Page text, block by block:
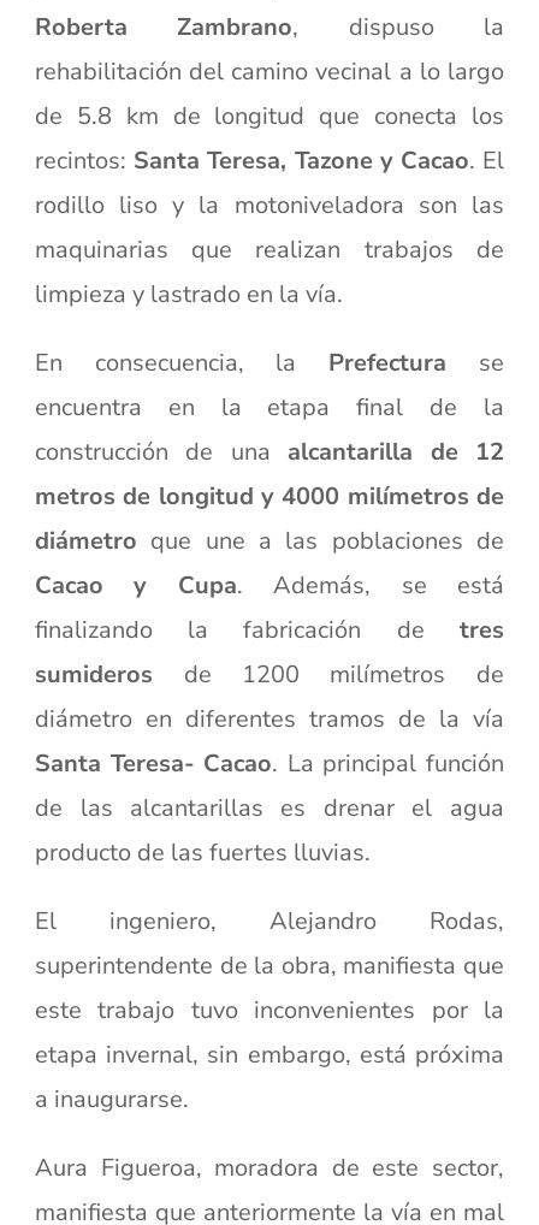
Roberta Zambrano, dispuso la
rehabilitación del camino vecinal a lo largo
de 5.8 km de longitud que conecta los
recintos: Santa Teresa, Tazone y Cacao. El
rodillo liso y la motoniveladora son las
maquinarias que realizan trabajos de
limpieza y lastrado en la vía.
En consecuencia, la Prefectura se
encuentra en la etapa final de la
construcción de una alcantarilla de 12
metros de longitud y 4000 milímetros de
diámetro que une a las poblaciones de
Cacao y Cupa. Además, se está
finalizando la fabricación de tres
sumideros de 1200 milímetros de
diámetro en diferentes tramos de la vía
Santa Teresa- Cacao. La principal función
de las alcantarillas es drenar el agua
producto de las fuertes lluvias.
El ingeniero, Alejandro Rodas,
superintendente de la obra, manifiesta que
este trabajo tuvo inconvenientes por la
etapa invernal, sin embargo, está próxima
a inaugurarse.
Aura Figueroa, moradora de este sector,
manifiesta que anteriormente la vía en mal